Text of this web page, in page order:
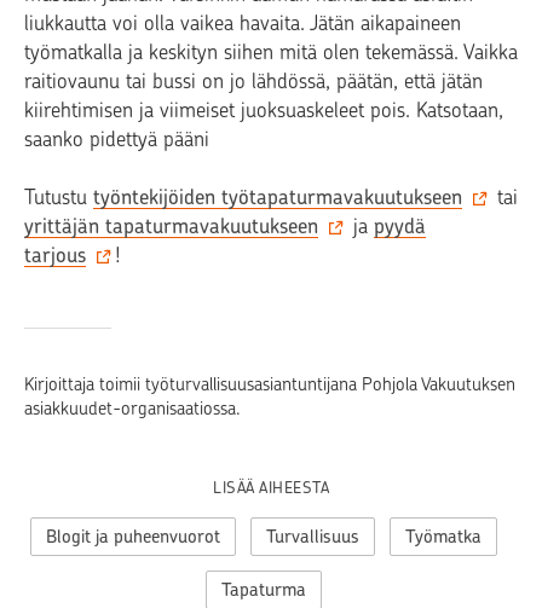
liukkautta voi olla vaikea havaita. Jätän aikapaineen
työmatkalla ja keskityn siihen mitä olen tekemässä. Vaikka
raitiovaunu tai bussi on jo lähdössä, päätän, että jätän
kiirehtimisen ja viimeiset juoksuaskeleet pois. Katsotaan,
saanko pidettyä pääni
Tutustu työntekijöiden työtapaturmavakuutukseen
tai
yrittäjän tapaturmavakuutukseen
ja pyydä
tarjous
!
Kirjoittaja toimii työturvallisuusasiantuntijana Pohjola Vakuutuksen
asiakkuudet-organisaatiossa.
LISÄÄ AIHEESTA
Blogit ja puheenvuorot Turvallisuus Työmatka
Tapaturma